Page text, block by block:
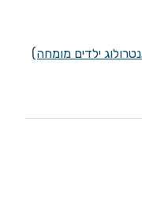
ילדים מומחה)